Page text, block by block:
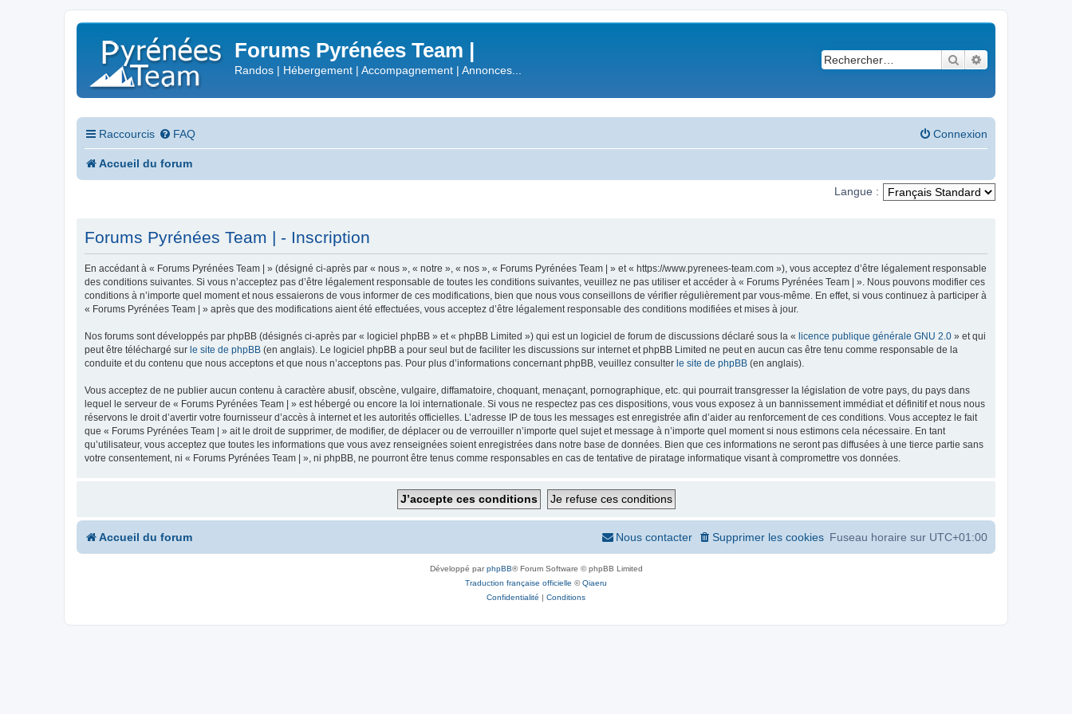
Forums Pyrénées Team |
Randos | Hébergement | Accompagnement | Annonces...
Rechercher
Raccourcis FAQ Connexion
Accueil du forum
Langue :
Forums Pyrénées Team | - Inscription
En accédant à « Forums Pyrénées Team | » (désigné ci-après par « nous », « notre », « nos », « Forums Pyrénées Team | » et « https://www.pyrenees-team.com »), vous acceptez d’être légalement responsable
des conditions suivantes. Si vous n’acceptez pas d’être légalement responsable de toutes les conditions suivantes, veuillez ne pas utiliser et accéder à « Forums Pyrénées Team | ». Nous pouvons modifier ces
conditions à n’importe quel moment et nous essaierons de vous informer de ces modifications, bien que nous vous conseillons de vérifier régulièrement par vous-même. En effet, si vous continuez à participer à
« Forums Pyrénées Team | » après que des modifications aient été effectuées, vous acceptez d’être légalement responsable des conditions modifiées et mises à jour.
Nos forums sont développés par phpBB (désignés ci-après par « logiciel phpBB » et « phpBB Limited ») qui est un logiciel de forum de discussions déclaré sous la « licence publique générale GNU 2.0 » et qui
peut être téléchargé sur le site de phpBB (en anglais). Le logiciel phpBB a pour seul but de faciliter les discussions sur internet et phpBB Limited ne peut en aucun cas être tenu comme responsable de la
conduite et du contenu que nous acceptons et que nous n’acceptons pas. Pour plus d’informations concernant phpBB, veuillez consulter le site de phpBB (en anglais).
Vous acceptez de ne publier aucun contenu à caractère abusif, obscène, vulgaire, diffamatoire, choquant, menaçant, pornographique, etc. qui pourrait transgresser la législation de votre pays, du pays dans
lequel le serveur de « Forums Pyrénées Team | » est hébergé ou encore la loi internationale. Si vous ne respectez pas ces dispositions, vous vous exposez à un bannissement immédiat et définitif et nous nous
réservons le droit d’avertir votre fournisseur d’accès à internet et les autorités officielles. L’adresse IP de tous les messages est enregistrée afin d’aider au renforcement de ces conditions. Vous acceptez le fait
que « Forums Pyrénées Team | » ait le droit de supprimer, de modifier, de déplacer ou de verrouiller n’importe quel sujet et message à n’importe quel moment si nous estimons cela nécessaire. En tant
qu’utilisateur, vous acceptez que toutes les informations que vous avez renseignées soient enregistrées dans notre base de données. Bien que ces informations ne seront pas diffusées à une tierce partie sans
votre consentement, ni « Forums Pyrénées Team | », ni phpBB, ne pourront être tenus comme responsables en cas de tentative de piratage informatique visant à compromettre vos données.
Accueil du forum Fuseau horaire sur UTC+01:00
Supprimer les cookies
Nous contacter
Développé parphpBB® Forum Software © phpBB Limited
Traduction française officielle ©Qiaeru
Confidentialité | Conditions